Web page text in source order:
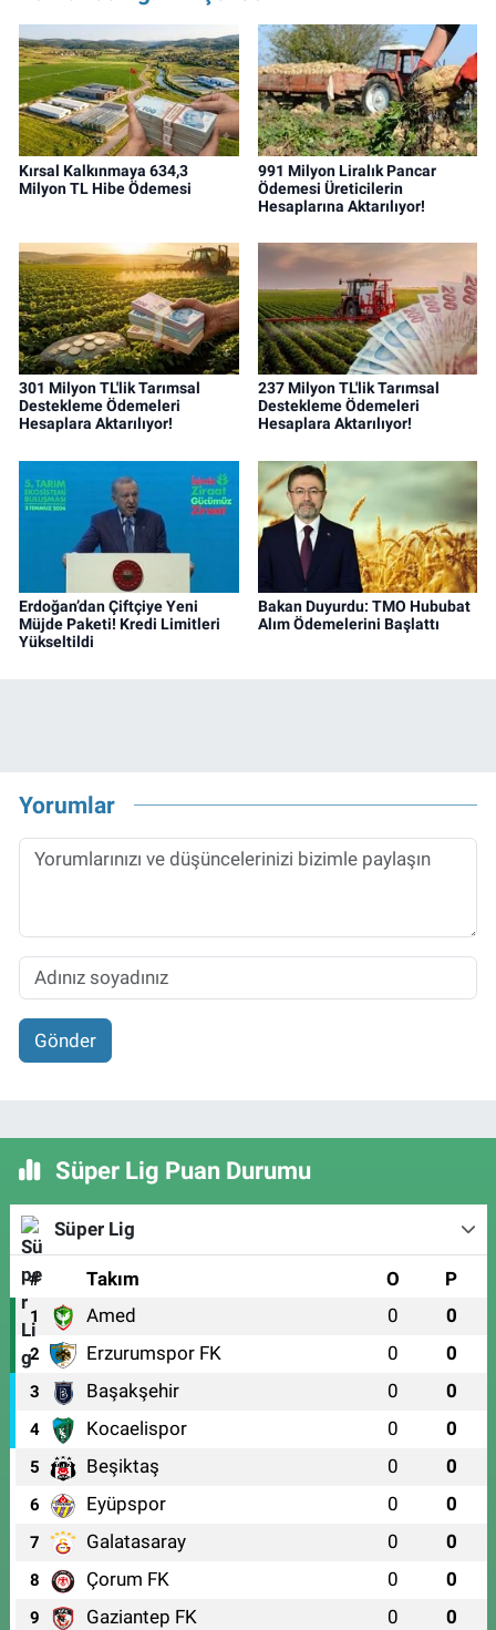
Kırsal Kalkınmaya 634,3
Milyon TL Hibe Ödemesi
991 Milyon Liralık Pancar
Ödemesi Üreticilerin
Hesaplarına Aktarılıyor!
301 Milyon TL'lik Tarımsal
Destekleme Ödemeleri
Hesaplara Aktarılıyor!
237 Milyon TL'lik Tarımsal
Destekleme Ödemeleri
Hesaplara Aktarılıyor!
Erdoğan’dan Çiftçiye Yeni
Müjde Paketi! Kredi Limitleri
Yükseltildi
Bakan Duyurdu: TMO Hububat
Alım Ödemelerini Başlattı
Yorumlar
Gönder
Süper Lig Puan Durumu
Süper Lig
# Takım O P
1 Amed 0 0
2 Erzurumspor FK 0 0
3 Başakşehir 0 0
4 Kocaelispor 0 0
5 Beşiktaş 0 0
6 Eyüpspor 0 0
7 Galatasaray 0 0
8 Çorum FK 0 0
9 Gaziantep FK 0 0